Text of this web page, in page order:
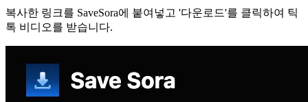
복사한 링크를 SaveSora에 붙여넣고 '다운로드'를 클릭하여 틱
톡 비디오를 받습니다.